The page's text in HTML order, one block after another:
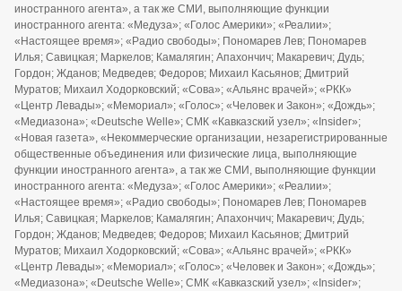
иностранного агента», а так же СМИ, выполняющие функции
иностранного агента: «Медуза»; «Голос Америки»; «Реалии»;
«Настоящее время»; «Радио свободы»; Пономарев Лев; Пономарев
Илья; Савицкая; Маркелов; Камалягин; Апахончич; Макаревич; Дудь;
Гордон; Жданов; Медведев; Федоров; Михаил Касьянов; Дмитрий
Муратов; Михаил Ходорковский; «Сова»; «Альянс врачей»; «РКК»
«Центр Левады»; «Мемориал»; «Голос»; «Человек и Закон»; «Дождь»;
«Медиазона»; «Deutsche Welle»; СМК «Кавказский узел»; «Insider»;
«Новая газета», «Некоммерческие организации, незарегистрированные
общественные объединения или физические лица, выполняющие
функции иностранного агента», а так же СМИ, выполняющие функции
иностранного агента: «Медуза»; «Голос Америки»; «Реалии»;
«Настоящее время»; «Радио свободы»; Пономарев Лев; Пономарев
Илья; Савицкая; Маркелов; Камалягин; Апахончич; Макаревич; Дудь;
Гордон; Жданов; Медведев; Федоров; Михаил Касьянов; Дмитрий
Муратов; Михаил Ходорковский; «Сова»; «Альянс врачей»; «РКК»
«Центр Левады»; «Мемориал»; «Голос»; «Человек и Закон»; «Дождь»;
«Медиазона»; «Deutsche Welle»; СМК «Кавказский узел»; «Insider»;